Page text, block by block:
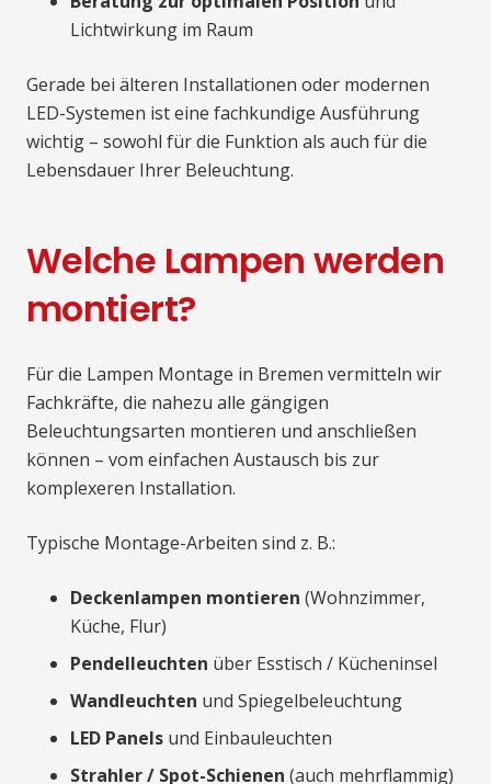
Lichtwirkung im Raum
Gerade bei älteren Installationen oder modernen
LED-Systemen ist eine fachkundige Ausführung
wichtig – sowohl für die Funktion als auch für die
Lebensdauer Ihrer Beleuchtung.
Welche Lampen werden
montiert?
Für die Lampen Montage in Bremen vermitteln wir
Fachkräfte, die nahezu alle gängigen
Beleuchtungsarten montieren und anschließen
können – vom einfachen Austausch bis zur
komplexeren Installation.
Typische Montage-Arbeiten sind z. B.:
Deckenlampen montieren (Wohnzimmer,
Küche, Flur)
Pendelleuchten über Esstisch / Kücheninsel
Wandleuchten und Spiegelbeleuchtung
LED Panels und Einbauleuchten
Strahler / Spot-Schienen (auch mehrflammig)